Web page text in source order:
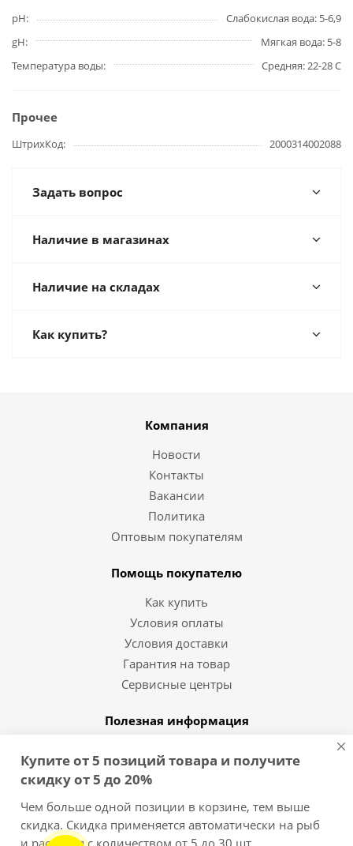
pH
Слабокислая вода: 5-6,9
gH
Мягкая вода: 5-8
Температура воды
Средняя: 22-28 С
Прочее
ШтрихКод 2000314002088
Задать вопрос
Наличие в магазинах
Наличие на складах
Как купить?
Компания
Новости
Контакты
Вакансии
Политика
Оптовым покупателям
Помощь покупателю
Как купить
Условия оплаты
Условия доставки
Гарантия на товар
Сервисные центры
Полезная информация
Вопрос-ответ
8 (812) 454-10-11
Купите от 5 позиций товара и получите
скидку от 5 до 20%
Чем больше одной позиции в корзине, тем выше
скидка. Скидка применяется автоматически на рыб
и растения с количеством от 5 до 30 шт.